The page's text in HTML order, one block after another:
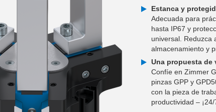
Estanca y
Adecuada para
hasta IP67 y
universal. Reduzca
almacenamiento y
Una propuesta de
Confíe en Zimmer
pinzas GPP y
con la pieza de
productividad – ¡24/